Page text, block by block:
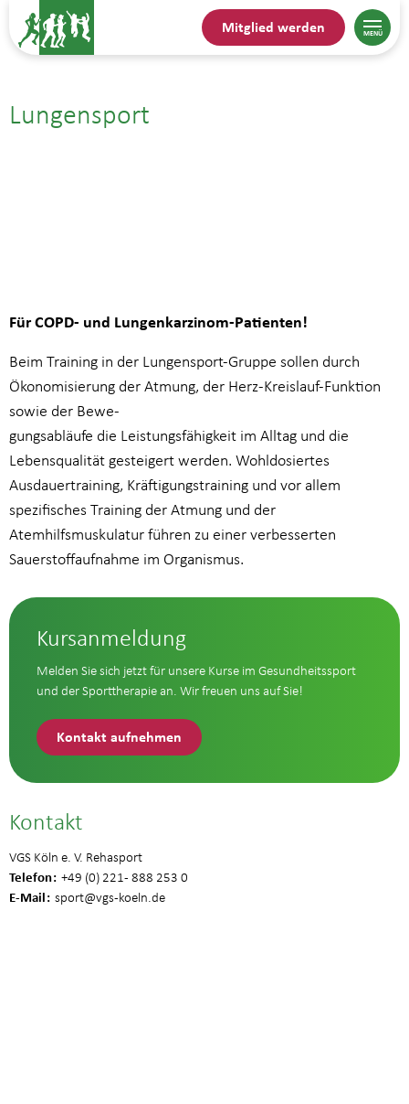
Mitglied werden
Lungensport
13.10.| 10:00 bis
Für COPD- und Lungenkarzinom-Patienten!
Beim Training in der Lungensport-Gruppe sollen durch
Ökonomisierung der Atmung, der Herz-Kreislauf-Funktion
sowie der Bewe-
gungsabläufe die Leistungsfähigkeit im Alltag und die
Lebensqualität gesteigert werden. Wohldosiertes
Ausdauertraining, Kräftigungstraining und vor allem
spezifisches Training der Atmung und der
Atemhilfsmuskulatur führen zu einer verbesserten
Sauerstoffaufnahme im Organismus.
Kursanmeldung
Melden Sie sich jetzt für unsere Kurse im Gesundheitssport
und der Sporttherapie an. Wir freuen uns auf Sie!
Kontakt aufnehmen
Kontakt
VGS Köln e. V. Rehasport
Telefon +49 (0) 221 - 888 253 0
E-Mail sport@vgs-koeln.de